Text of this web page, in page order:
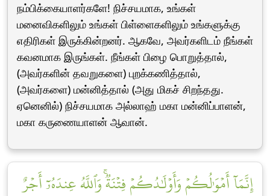
நம்பிக்கையாளர்களே! நிச்சயமாக, உங்கள்
மனைவிகளிலும் உங்கள் பிள்ளைகளிலும் உங்களுக்கு
எதிரிகள் இருக்கின்றனர். ஆகவே, அவர்களிடம் நீங்கள்
கவனமாக இருங்கள். நீங்கள் பிழை பொறுத்தால்,
(அவர்களின் தவறுகளை) புறக்கணித்தால்,
(அவர்களை) மன்னித்தால் (அது மிகச் சிறந்தது.
ஏனெனில்) நிச்சயமாக அல்லாஹ் மகா மன்னிப்பாளன்,
மகா கருணையாளன் ஆவான்.
إِنَّمَآ أَمۡوَٰلُكُمۡ وَأَوۡلَٰدُكُمۡ فِتۡنَةٞۚ وَٱللَّهُ عِندَهُۥٓ أَجۡرٌ